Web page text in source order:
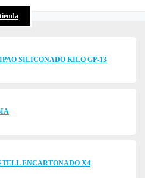
SILICONADO KILO GP-13
ENCARTONADO X4